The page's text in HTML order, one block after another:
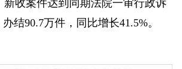
新收案件达到同期法院一审行政诉
结90.7万件，同比增长41.5%。